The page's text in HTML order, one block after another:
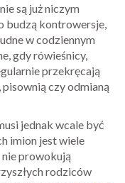
nie są już niczym
budzą kontrowersje,
w codziennym
gdy rówieśnicy,
przekręcają
czy odmianą
jednak wcale być
imion jest wiele
prowokują
rodziców